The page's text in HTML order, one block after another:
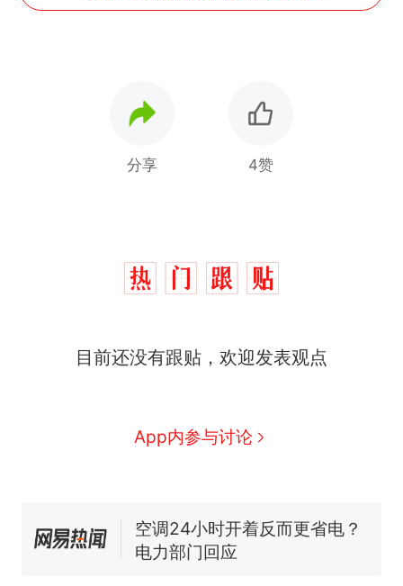
分享 4赞
目前还没有跟贴，欢迎发表观点
App内参与讨论
人生
新 搬家报价570元，搬到楼下
佛山一中学招聘物理教师，笔
试前13名均遭淘汰？教育局：